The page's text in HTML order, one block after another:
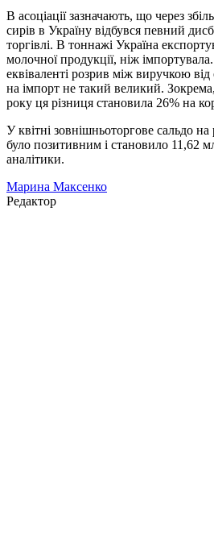
В асоціації зазначають, що через
сирів в Україну відбувся певний
торгівлі. В тоннажі Україна
молочної продукції, ніж
еквіваленті розрив між виручкою
на імпорт не такий великий. Зокрема,
року ця різниця становила 26% на
У квітні зовнішньоторгове сальдо
було позитивним і становило 11,62
аналітики.
Марина Максенко
Редактор